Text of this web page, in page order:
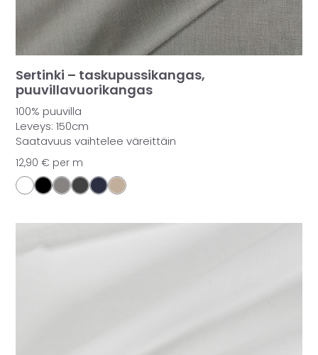
Sertinki – taskupussikangas,
puuvillavuorikangas
100% puuvilla
Leveys: 150cm
Saatavuus vaihtelee väreittäin
12,90€ per m